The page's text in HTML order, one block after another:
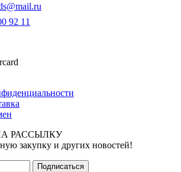
92 11
РАССЫЛКУ
закупку и других новостей!